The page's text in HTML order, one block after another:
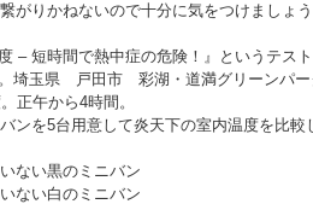
がりかねないので十分に気をつけましょ
– 短時間で熱中症の危険！』というテス
埼玉県 戸田市 彩湖・道満グリーンパー
正午から4時間。
ンを5台用意して炎天下の室内温度を比較
ない黒のミニバン
ない白のミニバン